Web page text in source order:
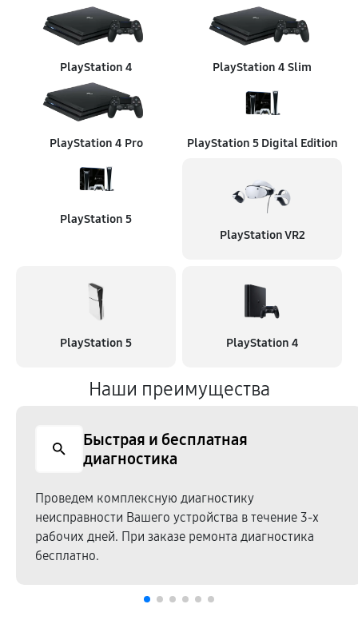
PlayStation 4 PlayStation 4 Slim
PlayStation 4 Pro PlayStation 5 Digital Edition
PlayStation 5
PlayStation VR2
PlayStation 5 PlayStation 4
Наши преимущества
Быстрая и бесплатная
диагностика
Проведем комплексную диагностику
неисправности Вашего устройства в течение 3-х
рабочих дней. При заказе ремонта диагностика
бесплатно.